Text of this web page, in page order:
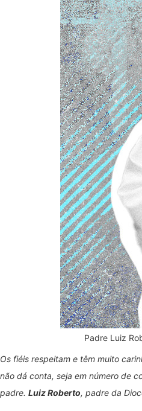
Padre Luiz
Os fiéis respeitam e têm muito
não dá conta, seja em número de
padre. Luiz Roberto, padre da